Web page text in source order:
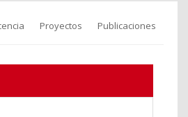
Proyectos Publicaciones